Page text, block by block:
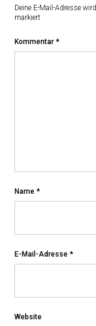
Deine E-Mail-Adresse
markiert
Kommentar *
Name *
E-Mail-Adresse *
Website